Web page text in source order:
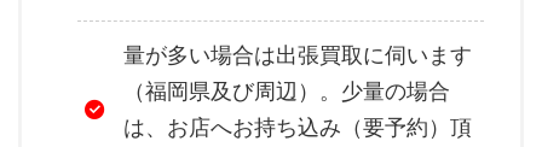
量が多い場合は出張買取に伺います
（福岡県及び周辺）。少量の場合
は、お店へお持ち込み（要予約）頂